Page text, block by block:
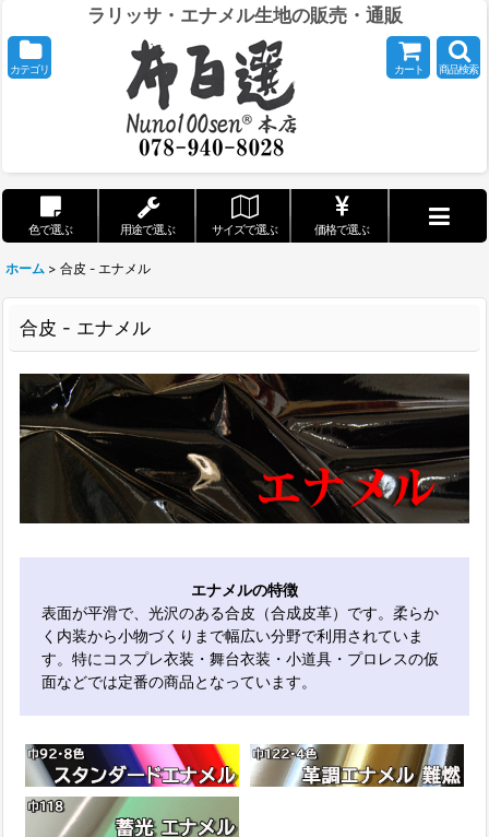
ラリッサ・エナメル生地の販売・通販
カテゴリ カート 商品検索
色で選ぶ 用途で選ぶ サイズで選ぶ 価格で選ぶ
ホーム > 合皮 - エナメル
合皮 - エナメル
エナメルの特徴
表面が平滑で、光沢のある合皮（合成皮革）です。柔らか
く内装から小物づくりまで幅広い分野で利用されていま
す。特にコスプレ衣装・舞台衣装・小道具・プロレスの仮
面などでは定番の商品となっています。